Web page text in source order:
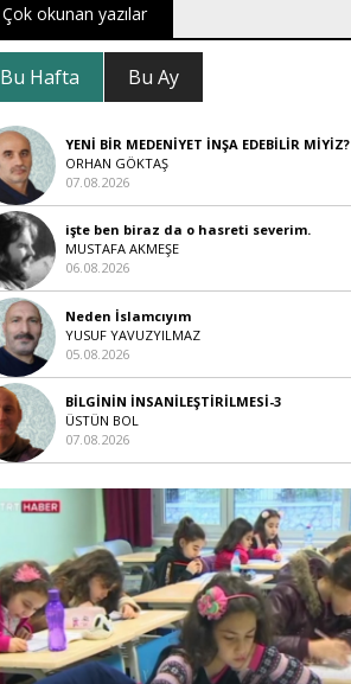
Çok okunan yazılar
Bu Hafta Bu Ay
YENİ BİR MEDENİYET İNŞA EDEBİLİR MİYİZ?
ORHAN GÖKTAŞ
07.08.2026
işte ben biraz da o hasreti severim.
MUSTAFA AKMEŞE
06.08.2026
Neden İslamcıyım
YUSUF YAVUZYILMAZ
05.08.2026
BİLGİNİN İNSANİLEŞTİRİLMESİ-3
ÜSTÜN BOL
07.08.2026